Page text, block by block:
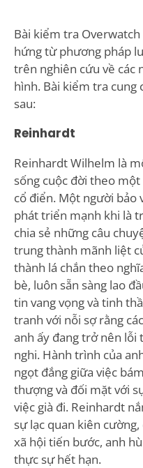
Bài kiểm tra Overwatch
hứng từ phương pháp
trên nghiên cứu về các
hình. Bài kiểm tra cung
sau:
Reinhardt
Reinhardt Wilhelm là
sống cuộc đời theo
cổ điển. Một người bảo
phát triển mạnh khi là
chia sẻ những câu
trung thành mãnh liệt
thành lá chắn theo
bè, luôn sẵn sàng lao
tin vang vọng và tinh
tranh với nỗi sợ rằng
anh ấy đang trở nên
nghi. Hành trình của
ngọt đắng giữa việc
thượng và đối mặt với
việc già đi. Reinhardt
sự lạc quan kiên
xã hội tiến bước, anh
thực sự hết hạn.